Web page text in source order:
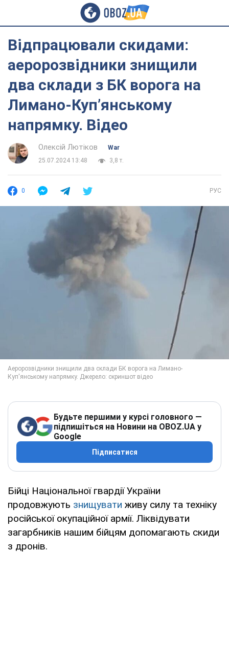
Відпрацювали скидами:
аеророзвідники знищили
два склади з БК ворога на
Лимано-Купʼянському
напрямку. Відео
Олексій Лютіков
War
25.07.2024 13:48
3,8 т.
0 РУС
Будьте першими у курсі головного —
підпишіться на Новини на OBOZ.UA у
Google
Підписатися
Бійці Національної гвардії України
продовжують знищувати живу силу та техніку
російської окупаційної армії. Ліквідувати
загарбників нашим бійцям допомагають скиди
з дронів.